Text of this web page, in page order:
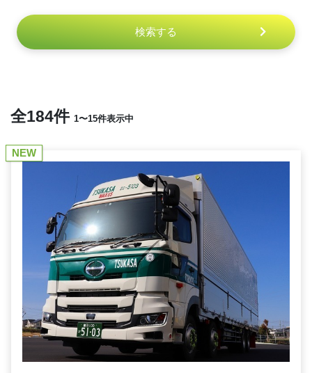
検索する
全184件 1〜15件表示中
NEW